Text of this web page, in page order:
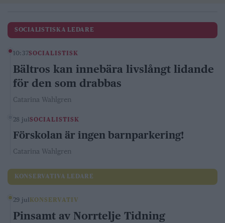
SOCIALISTISKA LEDARE
10:37SOCIALISTISK
Bältros kan innebära livslångt lidande
för den som drabbas
Catarina Wahlgren
28 julSOCIALISTISK
Förskolan är ingen barnparkering!
Catarina Wahlgren
KONSERVATIVA LEDARE
29 jul KONSERVATIV
Pinsamt av Norrtelje Tidning